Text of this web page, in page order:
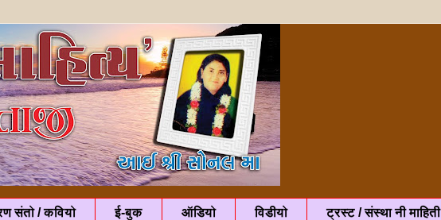
संतो / कवियो ई-बुक ऑडियो विडीयो ट्रस्ट / संस्था नी माहिती